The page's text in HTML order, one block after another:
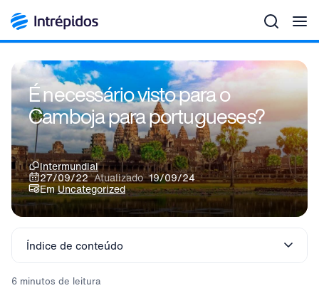
É necessário visto para o
Camboja para portugueses?
Intermundial
27/09/22Atualizado19/09/24
EmUncategorized
Índice de conteúdo
6 minutos de leitura